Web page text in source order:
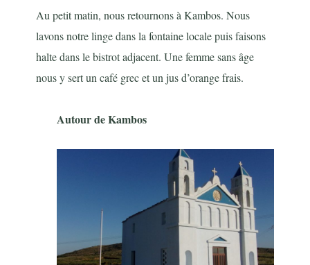
Au petit matin, nous retournons à Kambos. Nous
lavons notre linge dans la fontaine locale puis faisons
halte dans le bistrot adjacent. Une femme sans âge
nous y sert un café grec et un jus d’orange frais.
Autour de Kambos